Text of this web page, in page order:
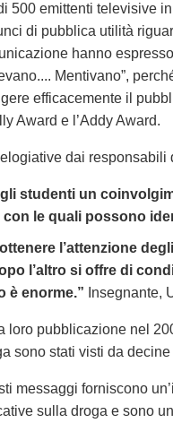
500 emittenti televisive
di pubblica utilità
hanno
Mentivano”,
efficacemente il
Award e l’Addy Award.
dai responsabili
studenti un
le quali possono
l’attenzione
l’altro si offre di
è enorme.” Insegnante,
loro pubblicazione nel
sono stati visti da
messaggi forniscono
sulla droga e sono